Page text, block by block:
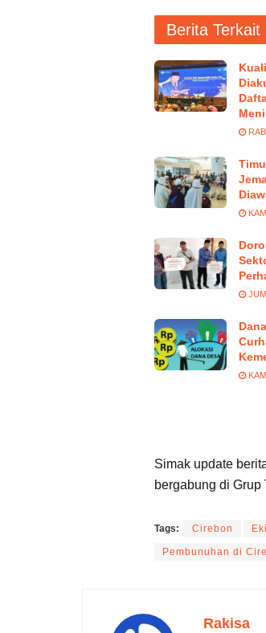
Berita Terkait
Simak update
bergabung di
Tags: Cirebon Eki
Pembunuhan di
Rakisa